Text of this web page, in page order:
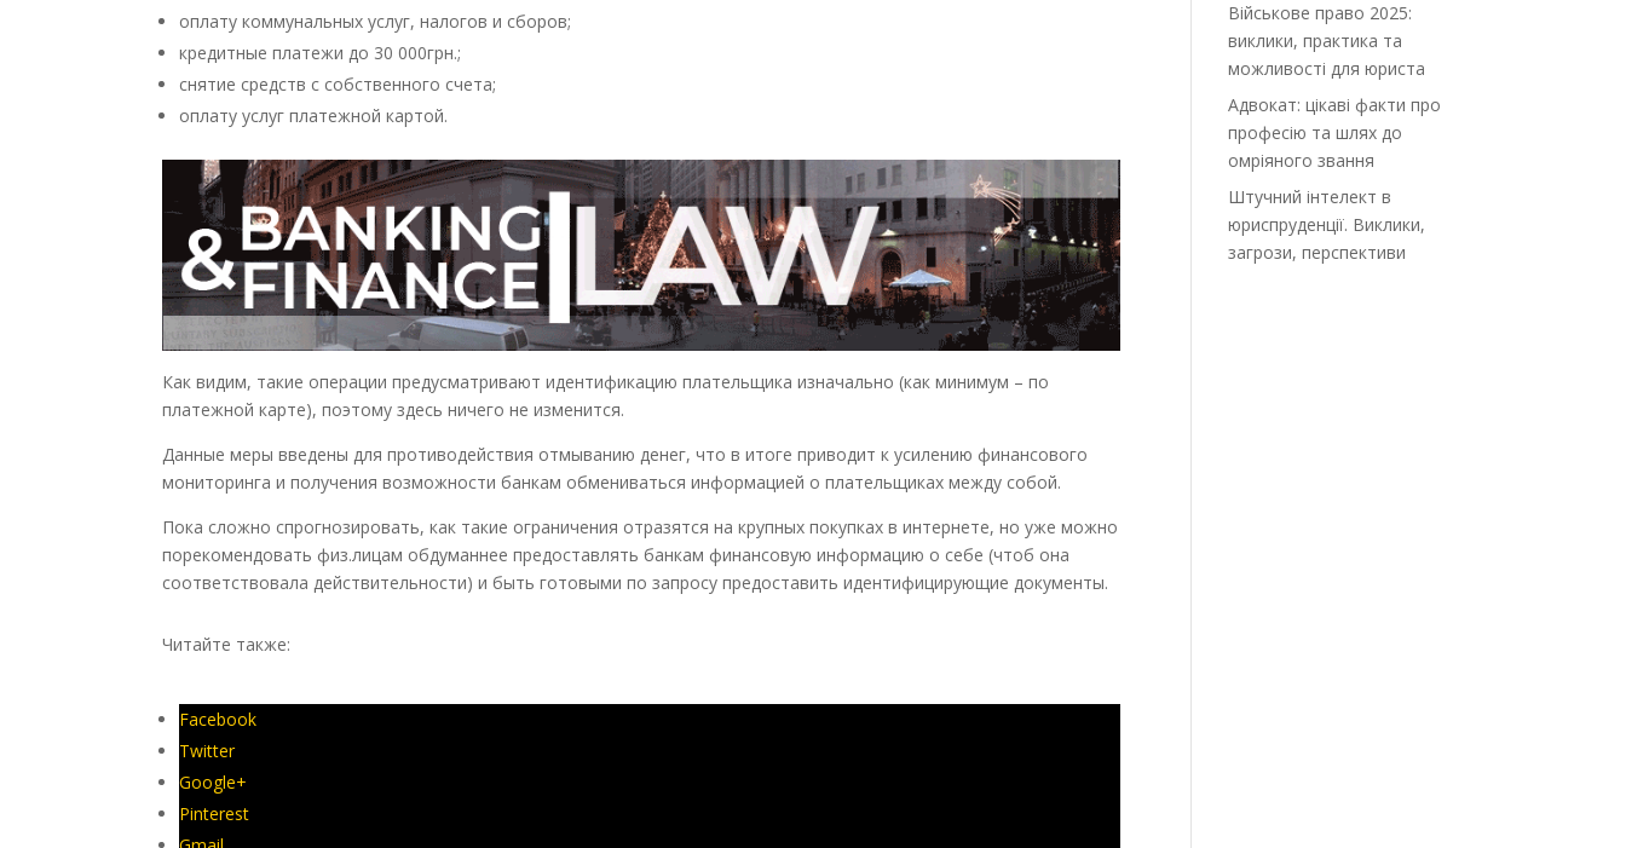
оплату коммунальных услуг, налогов и сборов;
кредитные платежи до 30 000грн.;
снятие средств с собственного счета;
оплату услуг платежной картой.
Как видим, такие операции предусматривают идентификацию плательщика изначально (как минимум – по
платежной карте), поэтому здесь ничего не изменится.
Данные меры введены для противодействия отмыванию денег, что в итоге приводит к усилению финансового
мониторинга и получения возможности банкам обмениваться информацией о плательщиках между собой.
Пока сложно спрогнозировать, как такие ограничения отразятся на крупных покупках в интернете, но уже можно
порекомендовать физ.лицам обдуманнее предоставлять банкам финансовую информацию о себе (чтоб она
соответствовала действительности) и быть готовыми по запросу предоставить идентифицирующие документы.
Читайте также:
Facebook
Twitter
Google+
Pinterest
Військове право 2025:
виклики, практика та
можливості для юриста
Адвокат: цікаві факти про
професію та шлях до
омріяного звання
Штучний інтелект в
юриспруденції. Виклики,
загрози, перспективи